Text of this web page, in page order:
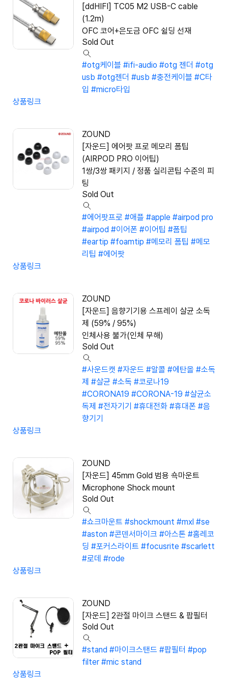
[ddHIFI] TC05 M2 USB-C cable
(1.2m)
OFC 코어+은도금 OFC 쉴딩 선재
Sold Out
#otg케이블 #ifi-audio #otg 젠더 #otg
usb #otg젠더 #usb #충전케이블 #C타
입 #micro타입
상품링크
ZOUND
[자운드] 에어팟 프로 메모리 폼팁
(AIRPOD PRO 이어팁)
1쌍/3쌍 패키지 / 정품 실리콘팁 수준의 피
팅
Sold Out
#에어팟프로 #애플 #apple #airpod pro
#airpod #이어폰 #이어팁 #폼팁
#eartip #foamtip #메모리 폼팁 #메모
리팁 #에어팟
상품링크
ZOUND
[자운드] 음향기기용 스프레이 살균 소독
제 (59% / 95%)
인체사용 불가(인체 무해)
Sold Out
#사운드캣 #자운드 #알콜 #에탄올 #소독
제 #살균 #소독 #코로나19
#CORONA19 #CORONA-19 #살균소
독제 #전자기기 #휴대전화 #휴대폰 #음
향기기
상품링크
ZOUND
[자운드] 45mm Gold 범용 쇽마운트
Microphone Shock mount
Sold Out
#쇼크마운트 #shockmount #mxl #se
#aston #콘덴서마이크 #아스톤 #홈레코
딩 #포커스라이트 #focusrite #scarlett
#로데 #rode
상품링크
ZOUND
[자운드] 2관절 마이크 스탠드 & 팝필터
Sold Out
#stand #마이크스탠드 #팝필터 #pop
filter #mic stand
상품링크